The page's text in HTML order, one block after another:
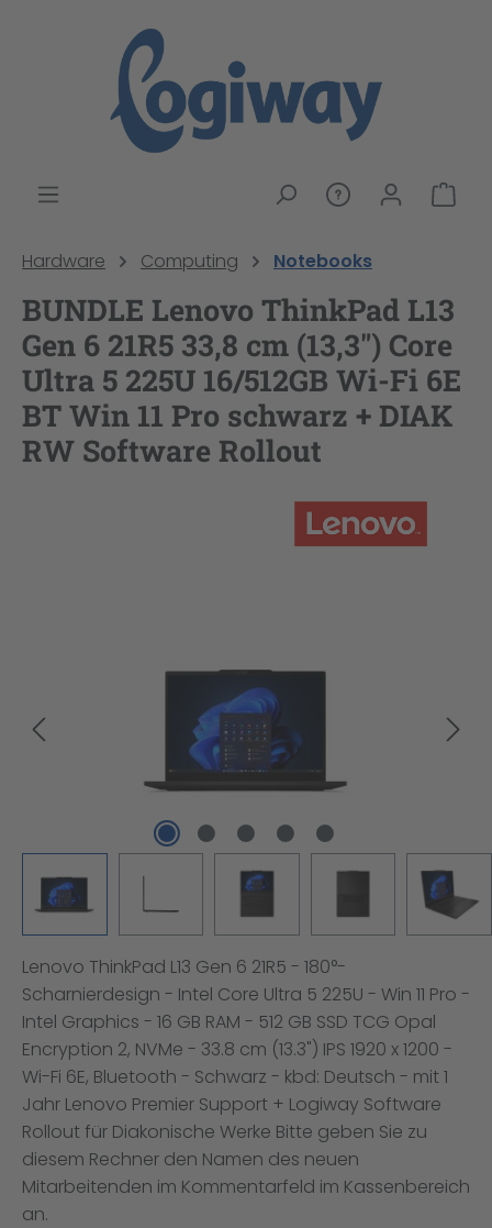
Hardware Computing Notebooks
BUNDLE Lenovo ThinkPad L13
Gen 6 21R5 33,8 cm (13,3") Core
Ultra 5 225U 16/512GB Wi-Fi 6E
BT Win 11 Pro schwarz + DIAK
RW Software Rollout
Lenovo ThinkPad L13 Gen 6 21R5 - 180°-
Scharnierdesign - Intel Core Ultra 5 225U - Win 11 Pro -
Intel Graphics - 16 GB RAM - 512 GB SSD TCG Opal
Encryption 2, NVMe - 33.8 cm (13.3") IPS 1920 x 1200 -
Wi-Fi 6E, Bluetooth - Schwarz - kbd: Deutsch - mit 1
Jahr Lenovo Premier Support + Logiway Software
Rollout für Diakonische Werke Bitte geben Sie zu
diesem Rechner den Namen des neuen
Mitarbeitenden im Kommentarfeld im Kassenbereich
an.